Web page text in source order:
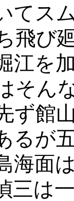
てス
飛び
江を
そん
ず館
るが
海面
三は